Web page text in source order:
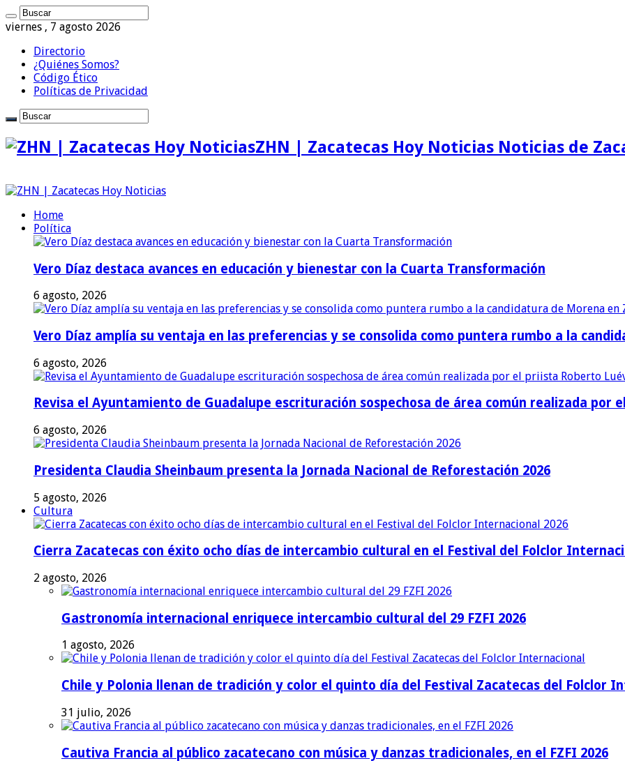
viernes , 7 agosto 2026
Directorio
¿Quiénes Somos?
Código Ético
Políticas de Privacidad
ZHN | Zacatecas Hoy Noticias Noticias de
Home
Política
Vero Díaz destaca avances en educación y bienestar con la Cuarta Transformación
6 agosto, 2026
Vero Díaz amplía su ventaja en las preferencias y se consolida como puntera rumbo a la
6 agosto, 2026
Revisa el Ayuntamiento de Guadalupe escrituración sospechosa de área común realizada por
6 agosto, 2026
Presidenta Claudia Sheinbaum presenta la Jornada Nacional de Reforestación 2026
5 agosto, 2026
Cultura
Cierra Zacatecas con éxito ocho días de intercambio cultural en el Festival del Folclor
2 agosto, 2026
Gastronomía internacional enriquece intercambio cultural del 29 FZFI 2026
1 agosto, 2026
Chile y Polonia llenan de tradición y color el quinto día del Festival Zacatecas del Folclor
31 julio, 2026
Cautiva Francia al público zacatecano con música y danzas tradicionales, en el FZFI 2026